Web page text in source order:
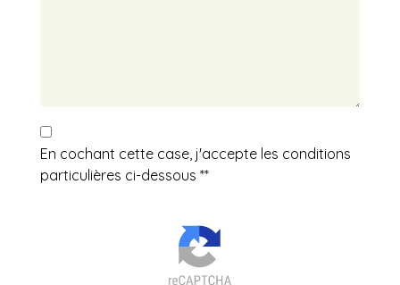
En cochant cette case, j'accepte les conditions
particulières ci-dessous **